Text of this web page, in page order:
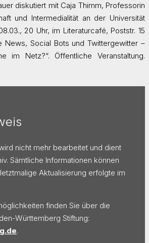
diskutiert mit Caja Thimm, Professorin
und Intermedialität an der Universität
20 Uhr, im Literaturcafé, Poststr. 15
News, Social Bots und Twittergewitter –
im Netz?“. Öffentliche Veranstaltung.
nicht mehr bearbeitet und dient
Sämtliche Informationen können
Aktualisierung erfolgte im
finden Sie über die
Württemberg Stiftung:
.